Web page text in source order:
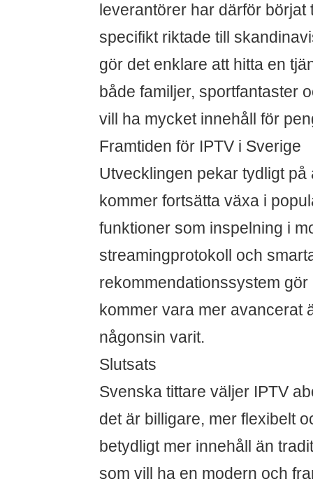
leverantörer har därför börjat
specifikt riktade till
gör det enklare att hitta en
både familjer, sportfantaster
vill ha mycket innehåll för
Framtiden för IPTV i Sverige
Utvecklingen pekar tydligt på
kommer fortsätta växa i
funktioner som inspelning i
streamingprotokoll och
rekommendationssystem gör
kommer vara mer avancerat
någonsin varit.
Slutsats
Svenska tittare väljer IPTV
det är billigare, mer flexibelt
betydligt mer innehåll än
som vill ha en modern och